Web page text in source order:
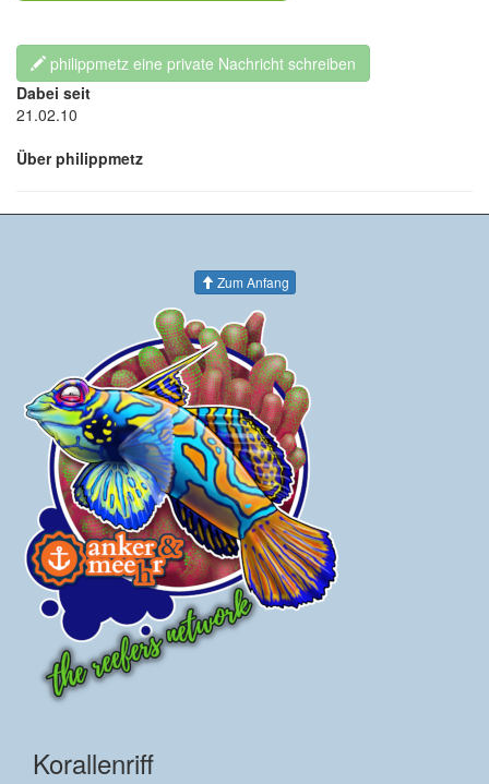
philippmetz eine private Nachricht schreiben
Dabei seit
21.02.10
Über philippmetz
Zum Anfang
Korallenriff